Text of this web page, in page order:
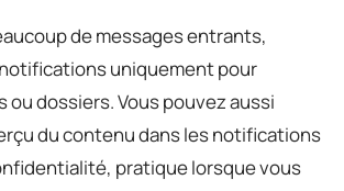
de messages entrants,
uniquement pour
ou dossiers. Vous pouvez aussi
du contenu dans les notifications
pratique lorsque vous